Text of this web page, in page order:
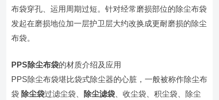
布袋穿孔、运用周期过短。针对经常磨损部位的除尘布袋
发起在磨损地位加一层护卫层大约改换成更耐磨损的除尘
布袋。
PPS除尘布袋的材质介绍及应用
PPS除尘布袋堪比袋式除尘器的心脏，一般被称作除尘布
袋 除尘袋过滤尘袋、 除尘滤袋 、收尘袋、积尘袋、除尘